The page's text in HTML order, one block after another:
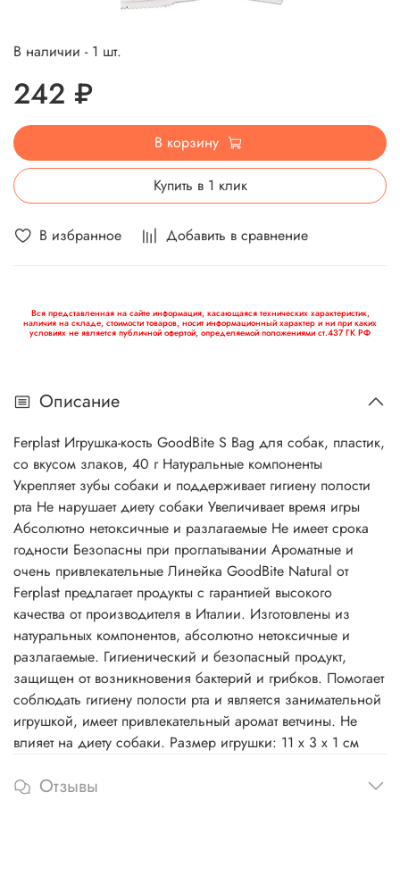
В избранное Добавить в сравнение
В наличии - 1 шт.
242 ₽
В корзину
Купить в 1 клик
Вся представленная на сайте информация, касающаяся технических характеристик,
наличия на складе, стоимости товаров, носит информационный характер и ни при каких
условиях не является публичной офертой, определяемой положениями ст.437 ГК РФ
Описание
Ferplast Игрушка-кость GoodBite S Bag для собак, пластик,
со вкусом злаков, 40 г Натуральные компоненты
Укрепляет зубы собаки и поддерживает гигиену полости
рта Не нарушает диету собаки Увеличивает время игры
Абсолютно нетоксичные и разлагаемые Не имеет срока
годности Безопасны при проглатывании Ароматные и
очень привлекательные Линейка GoodBite Natural от
Ferplast предлагает продукты с гарантией высокого
качества от производителя в Италии. Изготовлены из
натуральных компонентов, абсолютно нетоксичные и
разлагаемые. Гигиенический и безопасный продукт,
защищен от возникновения бактерий и грибков. Помогает
соблюдать гигиену полости рта и является занимательной
игрушкой, имеет привлекательный аромат ветчины. Не
влияет на диету собаки. Размер игрушки: 11 х 3 х 1 см
Отзывы